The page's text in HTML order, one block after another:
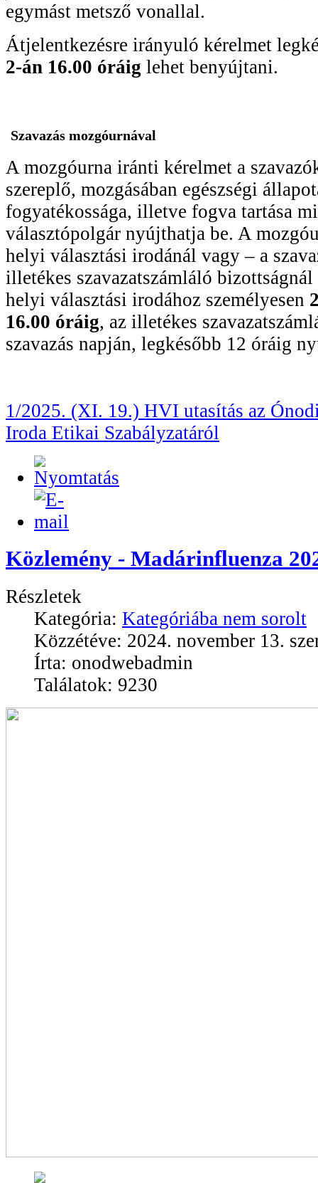
egymást metsző vonallal.
Átjelentkezésre irányuló kérelmet
2-án 16.00 óráig lehet benyújtani.
Szavazás mozgóurnával
A mozgóurna iránti kérelmet a
szereplő, mozgásában egészségi
fogyatékossága, illetve fogva tartása
választópolgár nyújthatja be. A
helyi választási irodánál vagy – a
illetékes szavazatszámláló
helyi választási irodához személyesen
16.00 óráig, az illetékes
szavazás napján, legkésőbb 12 óráig
1/2025. (XI. 19.) HVI utasítás az
Iroda Etikai Szabályzatáról
Közlemény - Madárinfluenza
Részletek
Kategória: Kategóriába nem sorolt
Közzétéve: 2024. november 13.
Írta: onodwebadmin
Találatok: 9230